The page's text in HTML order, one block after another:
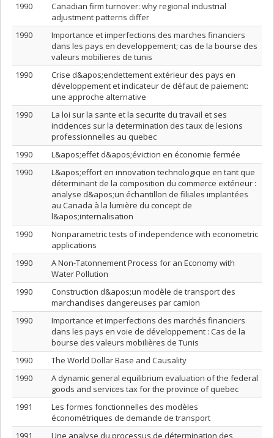
1990
Canadian firm turnover: why regional industrial
adjustment patterns differ
1990
Importance et imperfections des marches financiers
dans les pays en developpement; cas de la bourse des
valeurs mobilieres de tunis
1990
Crise d&apos;endettement extérieur des pays en
développement et indicateur de défaut de paiement:
une approche alternative
1990
La loi sur la sante et la securite du travail et ses
incidences sur la determination des taux de lesions
professionnelles au quebec
1990
L&apos;effet d&apos;éviction en économie fermée
1990
L&apos;effort en innovation technologique en tant que
déterminant de la composition du commerce extérieur :
analyse d&apos;un échantillon de filiales implantées
au Canada à la lumière du concept de
l&apos;internalisation
1990
Nonparametric tests of independence with econometric
applications
1990
A Non-Tatonnement Process for an Economy with
Water Pollution
1990
Construction d&apos;un modèle de transport des
marchandises dangereuses par camion
1990
Importance et imperfections des marchés financiers
dans les pays en voie de développement : Cas de la
bourse des valeurs mobilières de Tunis
1990
The World Dollar Base and Causality
1990
A dynamic general equilibrium evaluation of the federal
goods and services tax for the province of quebec
1991
Les formes fonctionnelles des modèles
économétriques de demande de transport
1991
Une analyse du processus de détermination des